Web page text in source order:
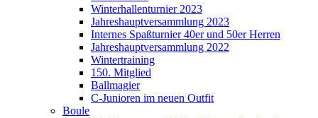
Winterhallenturnier 2023
Jahreshauptversammlung 2023
Internes Spaßturnier 40er und 50er Herren
Jahreshauptversammlung 2022
Wintertraining
150. Mitglied
Ballmagier
C-Junioren im neuen Outfit
Boule